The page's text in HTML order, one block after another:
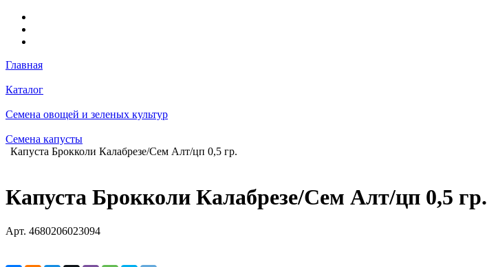
Главная
Каталог
Семена овощей и зеленых культур
Семена капусты
Капуста Брокколи Калабрезе/Сем Алт/цп 0,5 гр.
Капуста Брокколи Калабрезе/Сем Алт/цп 0,5 гр.
Арт. 4680206023094